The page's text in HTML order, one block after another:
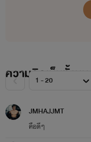
ความคิดเห็นทั้งห
JMHAJJMT
คือดีๆ